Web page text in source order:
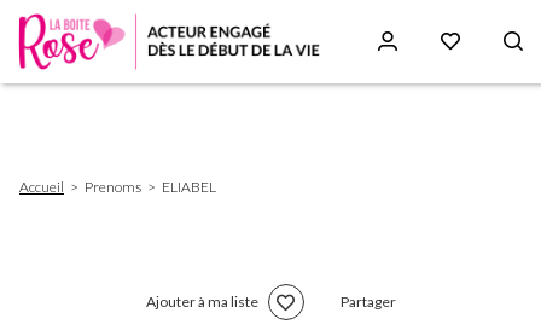
d'Ariane
Accueil Prenoms ELIABEL
Ajouter à ma liste Partager